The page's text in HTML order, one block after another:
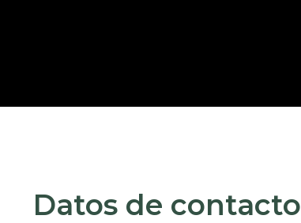
Datos de contacto